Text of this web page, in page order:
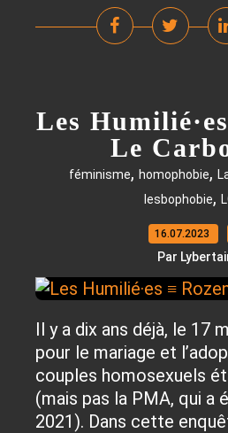
Les
Le
féminisme, homophobie,
lesbophobie,
16.07.2023
Par
Il y a dix ans déjà, le 17
pour le mariage et
couples homosexuels
(mais pas la PMA, qui a
2021). Dans cette